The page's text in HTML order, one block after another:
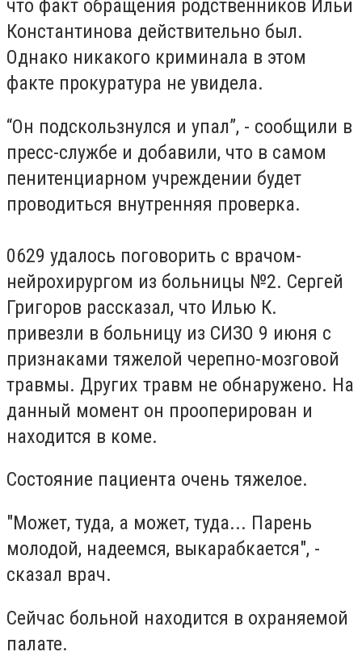
что факт обращения родственников Ильи
Константинова действительно был.
Однако никакого криминала в этом
факте прокуратура не увидела.
“Он подскользнулся и упал”, - сообщили в
пресс-службе и добавили, что в самом
пенитенциарном учреждении будет
проводиться внутренняя проверка.
0629 удалось поговорить с врачом-
нейрохирургом из больницы №2. Сергей
Григоров рассказал, что Илью К.
привезли в больницу из СИЗО 9 июня с
признаками тяжелой черепно-мозговой
травмы. Других травм не обнаружено. На
данный момент он прооперирован и
находится в коме.
Состояние пациента очень тяжелое.
"Может, туда, а может, туда... Парень
молодой, надеемся, выкарабкается", -
сказал врач.
Сейчас больной находится в охраняемой
палате.